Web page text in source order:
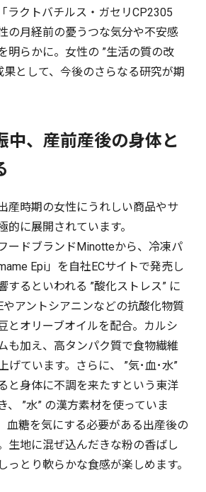
ラクトバチルス・ガセリCP2305
の月経前の憂うつな気分や不安感
明らかに。女性の ”生活の質の改
果として、今後のさらなる研究が期
中、産前産後の身体と
産時期の女性にうれしい商品やサ
的に展開されています。
ードブランドMinotteから、冷凍パ
Epi」を自社ECサイトで発売し
するといわれる ”酸化ストレス” に
やアントシアニンなどの抗酸化物質
とオリーブオイルを配合。カルシ
も加え、高タンパク質で食物繊維
げています。さらに、 ”気･血･水”
と身体に不調を来たすという東洋
、 ”水” の漢方素材を使っていま
血糖を気にする必要がある出産後の
生地に混ぜ込んだきな粉の香ばし
っとり軟らかな食感が楽しめます。